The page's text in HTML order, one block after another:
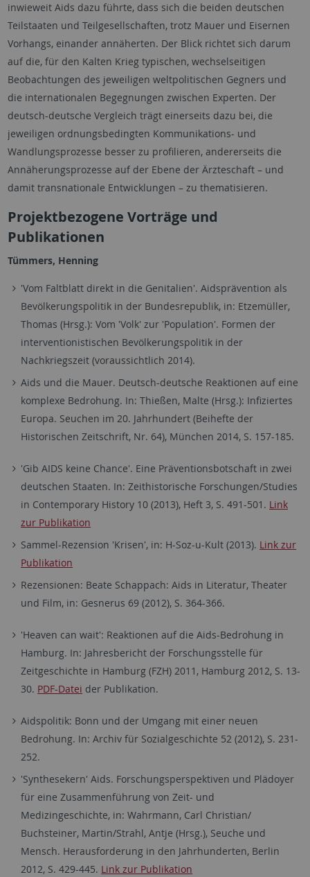
inwieweit Aids dazu führte, dass sich die beiden deutschen
Teilstaaten und Teilgesellschaften, trotz Mauer und Eisernen
Vorhangs, einander annäherten. Der Blick richtet sich darum
auf die, für den Kalten Krieg typischen, wechselseitigen
Beobachtungen des jeweiligen weltpolitischen Gegners und
die internationalen Begegnungen zwischen Experten. Der
deutsch-deutsche Vergleich trägt einerseits dazu bei, die
jeweiligen ordnungsbedingten Kommunikations- und
Wandlungsprozesse besser zu profilieren, andererseits die
Annäherungsprozesse auf der Ebene der Ärzteschaft – und
damit transnationale Entwicklungen – zu thematisieren.
Projektbezogene Vorträge und
Publikationen
Tümmers, Henning
'Vom Faltblatt direkt in die Genitalien'. Aidsprävention als
Bevölkerungspolitik in der Bundesrepublik, in: Etzemüller,
Thomas (Hrsg.): Vom 'Volk' zur 'Population'. Formen der
interventionistischen Bevölkerungspolitik in der
Nachkriegszeit (voraussichtlich 2014).
Aids und die Mauer. Deutsch-deutsche Reaktionen auf eine
komplexe Bedrohung. In: Thießen, Malte (Hrsg.): Infiziertes
Europa. Seuchen im 20. Jahrhundert (Beihefte der
Historischen Zeitschrift, Nr. 64), München 2014, S. 157-185.
'Gib AIDS keine Chance'. Eine Präventionsbotschaft in zwei
deutschen Staaten. In: Zeithistorische Forschungen/Studies
in Contemporary History 10 (2013), Heft 3, S. 491-501. Link
zur Publikation
Sammel-Rezension 'Krisen', in: H-Soz-u-Kult (2013). Link zur
Publikation
Rezensionen: Beate Schappach: Aids in Literatur, Theater
und Film, in: Gesnerus 69 (2012), S. 364-366.
'Heaven can wait': Reaktionen auf die Aids-Bedrohung in
Hamburg. In: Jahresbericht der Forschungsstelle für
Zeitgeschichte in Hamburg (FZH) 2011, Hamburg 2012, S. 13-
30. PDF-Datei der Publikation.
Aidspolitik: Bonn und der Umgang mit einer neuen
Bedrohung. In: Archiv für Sozialgeschichte 52 (2012), S. 231-
252.
'Synthesekern' Aids. Forschungsperspektiven und Plädoyer
für eine Zusammenführung von Zeit- und
Medizingeschichte, in: Wahrmann, Carl Christian/
Buchsteiner, Martin/Strahl, Antje (Hrsg.), Seuche und
Mensch. Herausforderung in den Jahrhunderten, Berlin
2012, S. 429-445. Link zur Publikation